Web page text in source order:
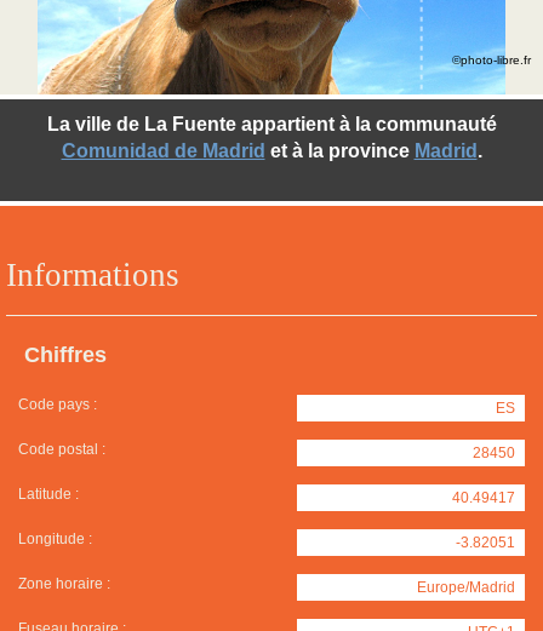
Informations
Chiffres
Code pays : ES
Code postal : 28450
Latitude : 40.49417
Longitude : -3.82051
Zone horaire : Europe/Madrid
La ville de La Fuente appartient à la communauté
Comunidad de Madrid et à la province Madrid .
©photo-libre.fr